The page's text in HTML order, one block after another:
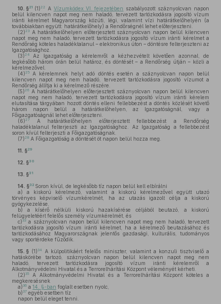
10. §21 (1) 22 A Vízumkódex VI. fejezetében szabályozott száznyolcvan napon
belül kilencven napot meg nem haladó, tervezett tartózkodásra jogosító vízum
iránti kérelmet Magyarország közúti, légi, valamint vízi határátkelőhelyén (a
továbbiakban együtt: határátkelőhely) a Rendőrségnél lehet előterjeszteni.
(2) 23 A határátkelőhelyen előterjesztett száznyolcvan napon belül kilencven
napot meg nem haladó, tervezett tartózkodásra jogosító vízum iránti kérelmet a
Rendőrség köteles haladéktalanul – elektronikus úton – döntésre felterjeszteni az
Igazgatósághoz.
(3) 24
Az Igazgatóság a kérelemről a kézhezvételt követően azonnal, de
legkésőbb három órán belül határoz, és döntését – a Rendőrség útján – közli a
kérelmezővel.
(4) 25
A kérelemnek helyt adó döntés esetén a száznyolcvan napon belül
kilencven napot meg nem haladó, tervezett tartózkodásra jogosító vízumot a
Rendőrség állítja ki a kérelmező részére.
(5) 26 A határátkelőhelyen előterjesztett száznyolcvan napon belül kilencven
napot meg nem haladó, tervezett tartózkodásra jogosító vízum iránti kérelem
elutasítása tárgyában hozott döntés elleni fellebbezést a döntés közlését követő
három napon belül a határátkelőhelyen, az Igazgatóságnál, vagy a
Főigazgatóságnál lehet előterjeszteni.
(6) 27
A határátkelőhelyen előterjesztett fellebbezést a Rendőrség
haladéktalanul felterjeszti az Igazgatósághoz. Az Igazgatóság a fellebbezést
soron kívül felterjeszti a Főigazgatóságnak.
(7) 28 A Főigazgatóság a döntését öt napon belül hozza meg.
11. §29
12. §30
13. §31
14. §32 Soron kívül, de legkésőbb tíz napon belül kell elbírálni
a) a kiskorú kérelmező, valamint a kiskorú kérelmezővel együtt utazó
törvényes képviselő vízumkérelmét, ha az utazás igazolt célja a kiskorú
gyógykezelése,
b) a kísérő nélküli kiskorú hazakísérése céljából beutazó, a kiskorú
felügyeletéért felelős személy vízumkérelmét, és
c) 33 a száznyolcvan napon belül kilencven napot meg nem haladó, tervezett
tartózkodásra jogosító vízum iránti kérelmet, ha a kérelmező beutazásához és
tartózkodásához Magyarországnak jelentős gazdasági, kulturális, tudományos
vagy sportérdeke fűződik.
15. § (1)34
A külpolitikáért felelős miniszter, valamint a konzuli tisztviselő a
hatáskörébe tartozó, száznyolcvan napon belül kilencven napot meg nem
haladó, tervezett tartózkodásra jogosító vízum iránti kérelemről a
Alkotmányvédelmi Hivatal és a Terrorelhárítási Központ véleményét kérheti.
(2) 35
A Alkotmányvédelmi Hivatal és a Terrorelhárítási Központ köteles a
megkeresésnek
a) 36 a 14. §-ban foglalt esetben nyolc,
b) 37 egyéb esetben tíz
napon belül eleget tenni.